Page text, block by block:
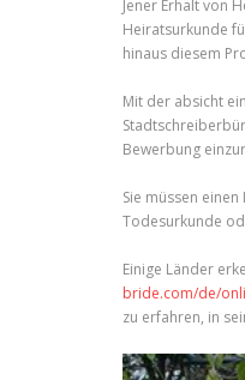
Jener Erhalt von
Heiratsurkunde
hinaus diesem
Mit der absicht
Bewerbung
Sie müssen
Todesurkunde
Einige Länder
bride.com/de/
zu erfahren, in